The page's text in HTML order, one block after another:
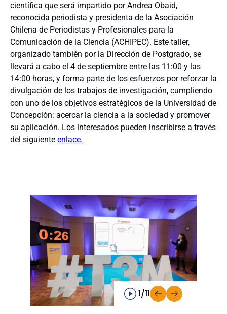
científica que será impartido por Andrea Obaid,
reconocida periodista y presidenta de la Asociación
Chilena de Periodistas y Profesionales para la
Comunicación de la Ciencia (ACHIPEC). Este taller,
organizado también por la Dirección de Postgrado, se
llevará a cabo el 4 de septiembre entre las 11:00 y las
14:00 horas, y forma parte de los esfuerzos por reforzar la
divulgación de los trabajos de investigación, cumpliendo
con uno de los objetivos estratégicos de la Universidad de
Concepción: acercar la ciencia a la sociedad y promover
su aplicación. Los interesados pueden inscribirse a través
del siguiente enlace.
1/11